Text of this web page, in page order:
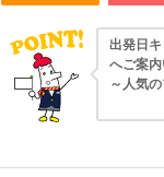
出発日
へご案
～人気